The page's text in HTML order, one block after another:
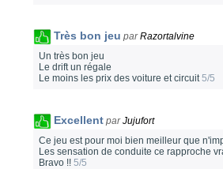
Très bon jeu parRazortalvine
Un très bon jeu
Le drift un régale
Le moins les prix des voiture et circuit5/5
Excellent parJujufort
Ce jeu est pour moi bien meilleur que
Les sensation de conduite ce rapproche
Bravo !! 5/5